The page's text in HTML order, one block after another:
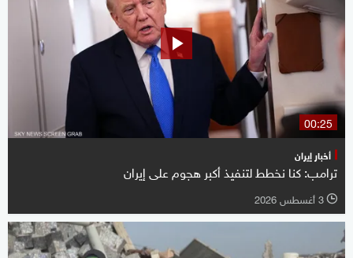
00:25
أخبار إيران
ترامب: كنا نخطط لتنفيذ أكبر هجوم على إيران
l 3 أغسطس 2026